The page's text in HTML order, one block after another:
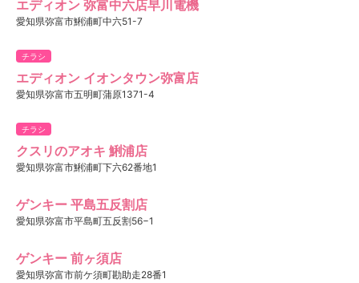
エディオン 弥富中六店早川電機
愛知県弥富市鯏浦町中六51-7
チラシ
エディオン イオンタウン弥富店
愛知県弥富市五明町蒲原1371-4
チラシ
クスリのアオキ 鯏浦店
愛知県弥富市鯏浦町下六62番地1
ゲンキー 平島五反割店
愛知県弥富市平島町五反割56−1
ゲンキー 前ヶ須店
愛知県弥富市前ケ須町勘助走28番1